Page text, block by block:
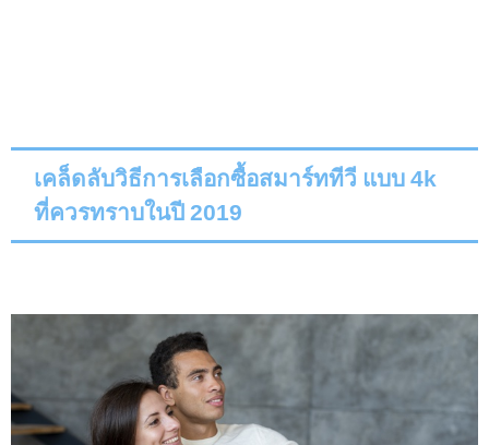
เคล็ดลับวิธีการเลือกซื้อสมาร์ททีวี แบบ 4k
ที่ควรทราบในปี 2019